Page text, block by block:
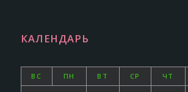
КАЛЕНДАРЬ
ВС ПН ВТ СР ЧТ